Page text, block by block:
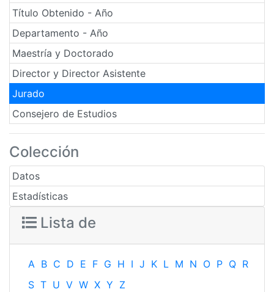
Título Obtenido - Año
Departamento - Año
Maestría y Doctorado
Director y Director Asistente
Jurado
Consejero de Estudios
Colección
Datos
Estadísticas
Lista de
A B C D E F G H I J K L M N O P Q R
S T U V W X Y Z